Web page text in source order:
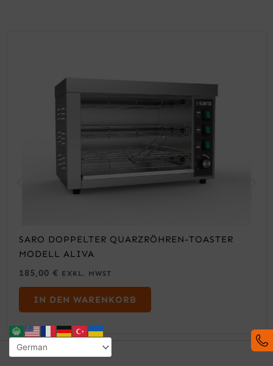
SARO DOPPELTER QUARZRÖHREN-TOASTER
MODELL ALIVA
185,00 € EXKL. MWST
IN DEN WARENKORB